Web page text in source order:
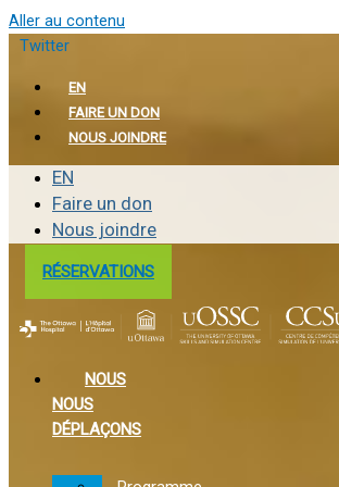
Aller au contenu
Twitter
EN
FAIRE UN DON
NOUS JOINDRE
EN
Faire un don
Nous joindre
RÉSERVATIONS
NOUS
NOUS
DÉPLAÇONS